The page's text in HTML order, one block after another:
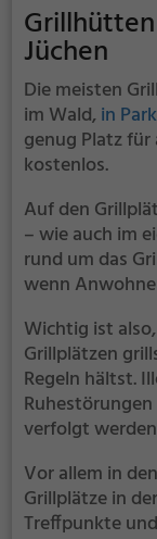
den
niemanden
Jüchen
Die meisten
im Wald,in
genug Platz
kostenlos.
Auf den
– wie auch im
rund um das
wenn
Wichtig ist
Grillplätzen
Regeln hältst.
verfolgt
Vor allem in den
Grillplätze in
Treffpunkte